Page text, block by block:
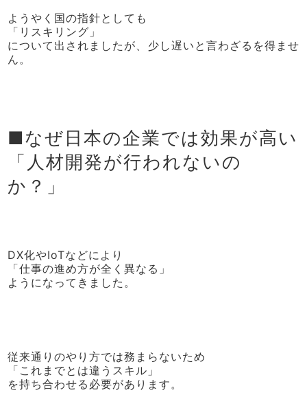
ようやく国の指針としても
「リスキリング」
について出されましたが、少し遅いと言わざるを得ませ
ん。
■なぜ日本の企業では効果が高い
「人材開発が行われないの
か？」
DX化やIoTなどにより
「仕事の進め方が全く異なる」
ようになってきました。
従来通りのやり方では務まらないため
「これまでとは違うスキル」
を持ち合わせる必要があります。